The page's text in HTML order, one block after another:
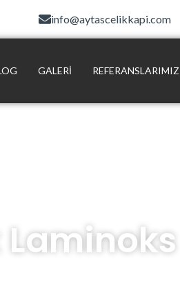
info@aytascelikkapi.com
GALERI REFERANSLARIMIZ